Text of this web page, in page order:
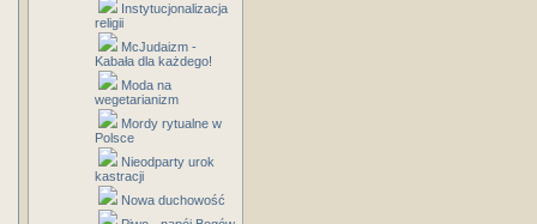
Instytucjonalizacja
religii
McJudaizm -
Kabała dla każdego!
Moda na
wegetarianizm
Mordy rytualne w
Polsce
Nieodparty urok
kastracji
Nowa duchowość